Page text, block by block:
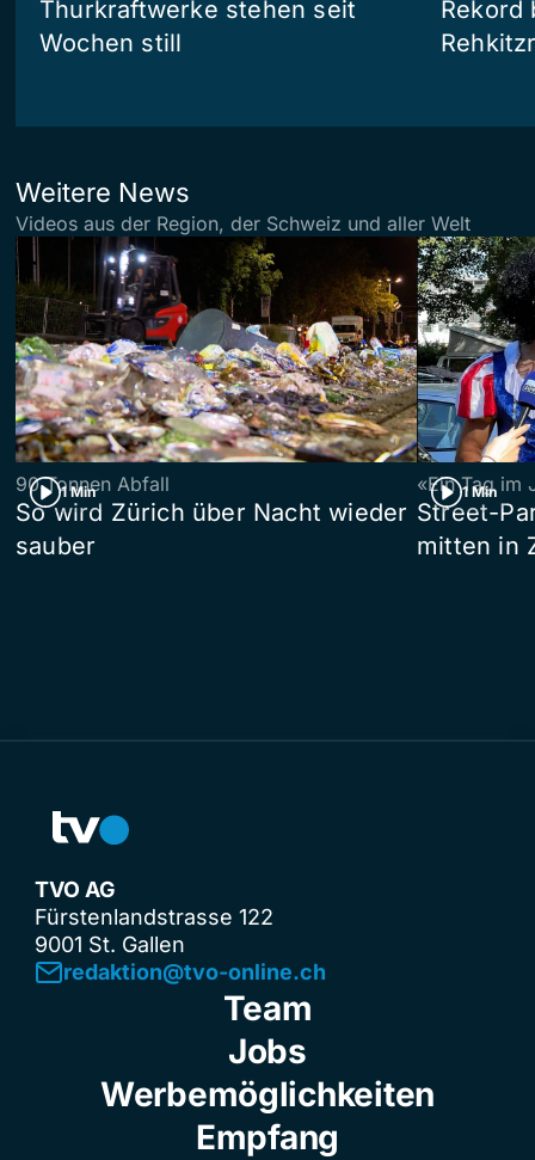
Thurkraftwerke stehen seit
Wochen still
Rekord
Weitere News
Videos aus der Region, der Schweiz und aller Welt
1 Min
90 Tonnen Abfall
So wird Zürich über Nacht wieder
sauber
1 Min
«Ein Tag im
Street-
mitten in
TVO AG
Fürstenlandstrasse 122
9001 St. Gallen
redaktion@tvo-online.ch
Team
Jobs
Werbemöglichkeiten
Empfang